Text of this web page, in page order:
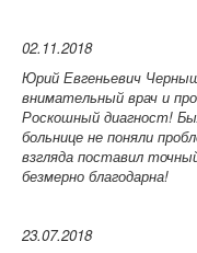
02.11.2018
Юрий Евгеньевич
внимательный врач и
Роскошный диагност!
больнице не поняли
взгляда поставил
безмерно благодарна!
23.07.2018